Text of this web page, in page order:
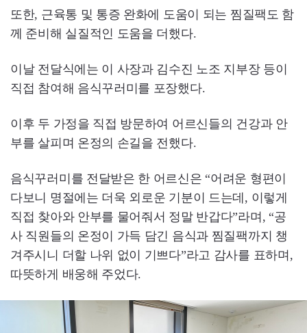
또한, 근육통 및 통증 완화에 도움이 되는 찜질팩도 함
께 준비해 실질적인 도움을 더했다.
이날 전달식에는 이 사장과 김수진 노조 지부장 등이
직접 참여해 음식꾸러미를 포장했다.
이후 두 가정을 직접 방문하여 어르신들의 건강과 안
부를 살피며 온정의 손길을 전했다.
음식꾸러미를 전달받은 한 어르신은 “어려운 형편이
다보니 명절에는 더욱 외로운 기분이 드는데, 이렇게
직접 찾아와 안부를 물어줘서 정말 반갑다”라며, “공
사 직원들의 온정이 가득 담긴 음식과 찜질팩까지 챙
겨주시니 더할 나위 없이 기쁘다”라고 감사를 표하며,
따뜻하게 배웅해 주었다.